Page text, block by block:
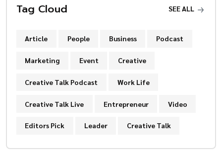
Tag Cloud SEE ALL
Article People Business Podcast
Marketing Event Creative
Creative Talk Podcast Work Life
Creative Talk Live Entrepreneur Video
Editors Pick Leader Creative Talk